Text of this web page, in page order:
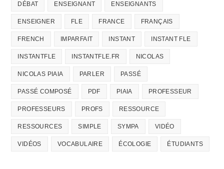
DÉBAT ENSEIGNANT ENSEIGNANTS
ENSEIGNER FLE FRANCE FRANÇAIS
FRENCH IMPARFAIT INSTANT INSTANT FLE
INSTANTFLE INSTANTFLE.FR NICOLAS
NICOLAS PIAIA PARLER PASSÉ
PASSÉ COMPOSÉ PDF PIAIA PROFESSEUR
PROFESSEURS PROFS RESSOURCE
RESSOURCES SIMPLE SYMPA VIDÉO
VIDÉOS VOCABULAIRE ÉCOLOGIE ÉTUDIANTS